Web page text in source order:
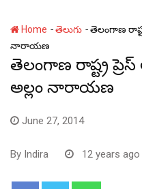
Home -తెలుగు -తెలంగాణ
నారాయణ
తెలంగాణ రాష్ట్ర
అల్లం నారాయణ
June 27, 2014
By Indira 12 years ago